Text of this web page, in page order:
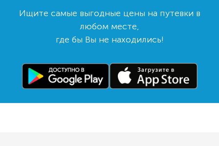
Ищите самые выгодные цены на путевки в
любом месте,
где бы Вы не находились!